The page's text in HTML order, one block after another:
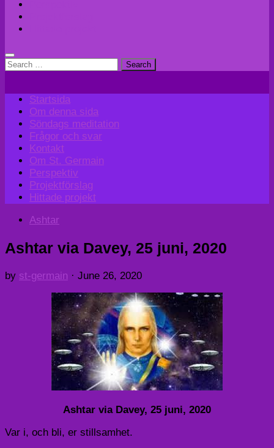
Search
Startsida
Om denna sida
Söndags meditation
Frågor och svar
Kontakt
Om St. Germain
Perspektiv
Projektförslag
Hittade projekt
Ashtar
Ashtar via Davey, 25 juni, 2020
by st-germain · June 26, 2020
Ashtar via Davey, 25 juni, 2020
Var i, och bli, er stillsamhet.